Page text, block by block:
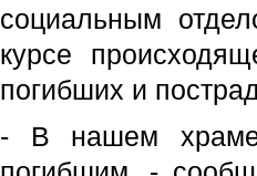
социальным
курсе
погибших и
- В нашем храме